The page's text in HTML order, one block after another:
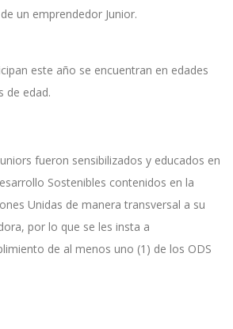
un emprendedor Junior.
este año se encuentran en edades
de edad.
fueron sensibilizados y educados en
Sostenibles contenidos en la
Unidas de manera transversal a su
por lo que se les insta a
de al menos uno (1) de los ODS